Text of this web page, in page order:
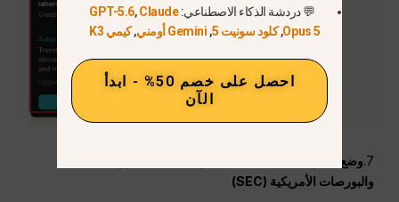
7. وضع التمويل — للبيانات المالية وملفات هيئة الأوراق المالية
والبورصات الأمريكية (SEC)
💬 دردشة الذكاء الاصطناعي: GPT-5.6,Claude
Opus 5
,كلود سونيت 5 , Gemini أومني ,كيمي K3
احصل على خصم 50% - ابدأ
الآن